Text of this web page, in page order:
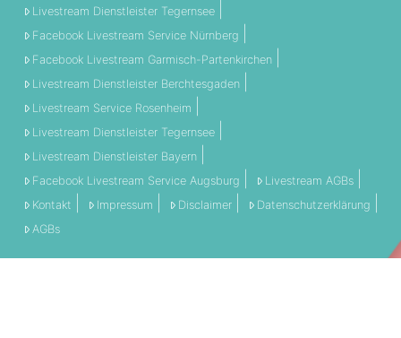
Livestream Dienstleister Tegernsee
Facebook Livestream Service Nürnberg
Facebook Livestream Garmisch-Partenkirchen
Livestream Dienstleister Berchtesgaden
Livestream Service Rosenheim
Livestream Dienstleister Tegernsee
Livestream Dienstleister Bayern
Facebook Livestream Service Augsburg
Livestream AGBs
Kontakt
Impressum Disclaimer
Datenschutzerklärung
AGBs